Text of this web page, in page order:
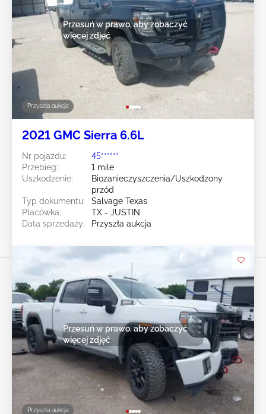
Przyszła aukcja
Przesuń w prawo, aby zobaczyć
więcej zdjęć
2021 GMC Sierra 6.6L
Nr pojazdu:
45******
Przebieg:
1 mile
Uszkodzenie:
Biozanieczyszczenia/Uszkodzony
przód
Typ dokumentu:
Salvage Texas
Placówka:
TX - JUSTIN
Data sprzedaży:
Przyszła aukcja
Przyszła aukcja
Przesuń w prawo, aby zobaczyć
więcej zdjęć